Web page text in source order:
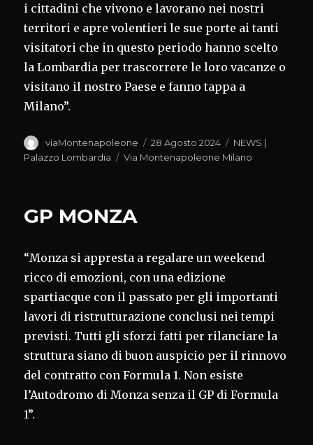
i cittadini che vivono e lavorano nei nostri
territori e apre volentieri le sue porte ai tanti
visitatori che in questo periodo hanno scelto
la Lombardia per trascorrere le loro vacanze o
visitano il nostro Paese e fanno tappa a
Milano”.
Autore
viaMontenapoleone
Pubblicato
il
28 Agosto 2024 Categorie
NEWS |
Palazzo Lombardia
Tag
Via Montenapoleone Milano
GP MONZA
“Monza si appresta a regalare un weekend
ricco di emozioni, con una edizione
spartiacque con il passato per gli importanti
lavori di ristrutturazione conclusi nei tempi
previsti. Tutti gli sforzi fatti per rilanciare la
struttura siano di buon auspicio per il rinnovo
del contratto con Formula 1. Non esiste
l’Autodromo di Monza senza il GP di Formula
1”.